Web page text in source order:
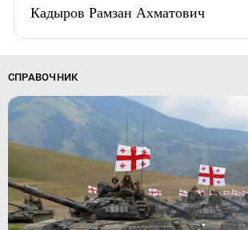
Кадыров Рамзан Ахматович
СПРАВОЧНИК